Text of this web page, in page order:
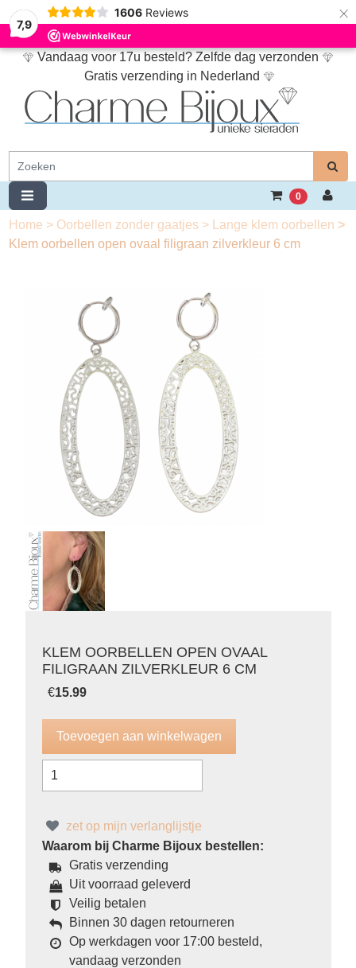
7,9
1606 Reviews ×
Vandaag voor 17u besteld? Zelfde dag verzonden
Gratis verzending in Nederland
0
Home > Oorbellen zonder gaatjes > Lange klem oorbellen >
Klem oorbellen open ovaal filigraan zilverkleur 6 cm
KLEM OORBELLEN OPEN OVAAL
FILIGRAAN ZILVERKLEUR 6 CM
€15.99
zet op mijn verlanglijstje
Waarom bij Charme Bijoux bestellen:
Gratis verzending
Uit voorraad geleverd
Veilig betalen
Binnen 30 dagen retourneren
Op werkdagen voor 17:00 besteld,
vandaag verzonden